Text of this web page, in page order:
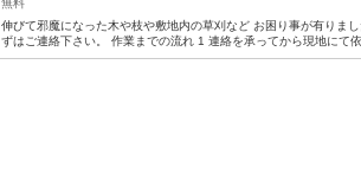
伸びて邪魔になった木や枝や敷地内の草刈など お困り事が有りま
ずはご連絡下さい。 作業までの流れ 1 連絡を承ってから現地にて依